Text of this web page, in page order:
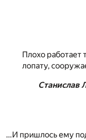
Плохо работает
лопату,
Станислав
…И пришлось ему